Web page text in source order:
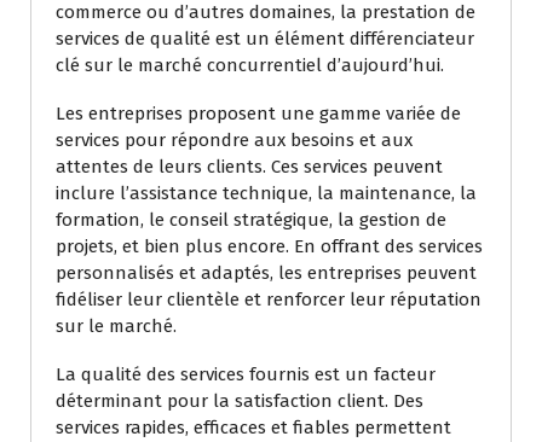
commerce ou d’autres domaines, la prestation de
services de qualité est un élément différenciateur
clé sur le marché concurrentiel d’aujourd’hui.
Les entreprises proposent une gamme variée de
services pour répondre aux besoins et aux
attentes de leurs clients. Ces services peuvent
inclure l’assistance technique, la maintenance, la
formation, le conseil stratégique, la gestion de
projets, et bien plus encore. En offrant des services
personnalisés et adaptés, les entreprises peuvent
fidéliser leur clientèle et renforcer leur réputation
sur le marché.
La qualité des services fournis est un facteur
déterminant pour la satisfaction client. Des
services rapides, efficaces et fiables permettent